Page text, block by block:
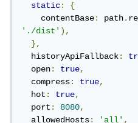
static:
{
    contentBase
: path.
'./dist'),
},
  historyApiFallback
:
  open
: true,
  compress
: true,
  hot
: true,
  port
: 8080,
  allowedHosts
: 'all',